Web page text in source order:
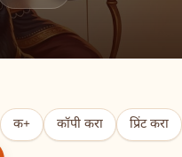
क+ कॉपी करा प्रिंट करा